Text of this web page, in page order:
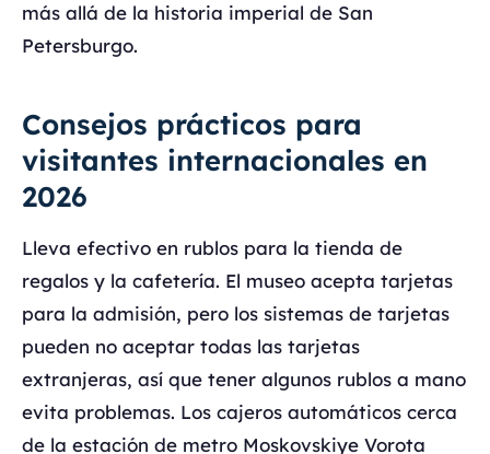
más allá de la historia imperial de San
Petersburgo.
Consejos prácticos para
visitantes internacionales en
2026
Lleva efectivo en rublos para la tienda de
regalos y la cafetería. El museo acepta tarjetas
para la admisión, pero los sistemas de tarjetas
pueden no aceptar todas las tarjetas
extranjeras, así que tener algunos rublos a mano
evita problemas. Los cajeros automáticos cerca
de la estación de metro Moskovskiye Vorota